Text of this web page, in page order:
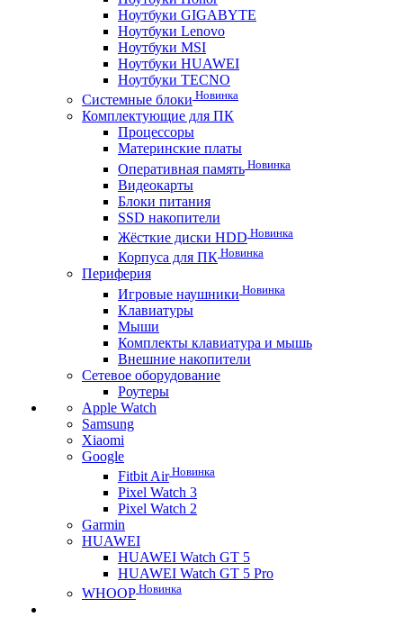
Ноутбуки GIGABYTE
Ноутбуки Lenovo
Ноутбуки MSI
Ноутбуки HUAWEI
Ноутбуки TECNO
Системные блоки Новинка
Комплектующие для ПК
Процессоры
Материнские платы
Оперативная память Новинка
Видеокарты
Блоки питания
SSD накопители
Жёсткие диски HDD Новинка
Корпуса для ПК Новинка
Периферия
Игровые наушники Новинка
Клавиатуры
Мыши
Комплекты клавиатура и мышь
Внешние накопители
Сетевое оборудование
Роутеры
Apple Watch
Samsung
Xiaomi
Google
Fitbit AirНовинка
Pixel Watch 3
Pixel Watch 2
Garmin
HUAWEI
HUAWEI Watch GT 5
HUAWEI Watch GT 5 Pro
WHOOP Новинка